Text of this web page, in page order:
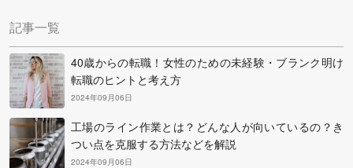
の派遣会社を選んで登録してみましょう。
記事一覧
40歳からの転職！女性のための未経験・ブランク明け
転職のヒントと考え方
2024年09月06日
工場のライン作業とは？どんな人が向いているの？き
つい点を克服する方法などを解説
2024年09月06日